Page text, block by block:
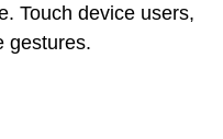
Touch device users,
gestures.